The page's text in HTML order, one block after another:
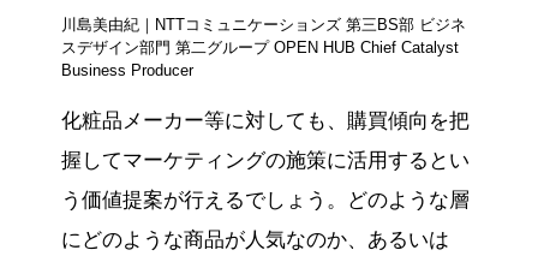
川島美由紀｜NTTコミュニケーションズ 第三BS部 ビジネ
スデザイン部門 第二グループ OPEN HUB Chief Catalyst
Business Producer
化粧品メーカー等に対しても、購買傾向を把
握してマーケティングの施策に活用するとい
う価値提案が行えるでしょう。どのような層
にどのような商品が人気なのか、あるいは